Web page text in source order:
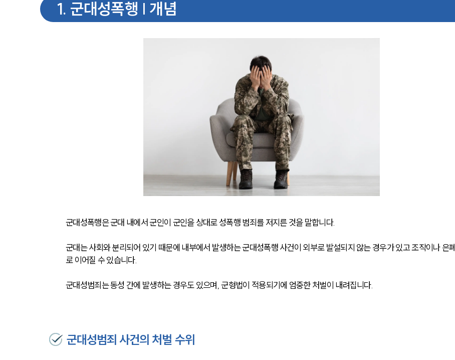
1. 군대성폭행 | 개념
군대성폭행은 군대 내에서 군인이 군인을 상대로 성폭행 범죄를 저지른 것을 말합니다.
군대는 사회와 분리되어 있기 때문에 내부에서 발생하는 군대성폭행 사건이 외부로 발설되지 않는 경우가 있고 조작이나 은폐
로 이어질 수 있습니다.
군대성범죄는 동성 간에 발생하는 경우도 있으며, 군형법이 적용되기에 엄중한 처벌이 내려집니다.
군대성범죄 사건의 처벌 수위